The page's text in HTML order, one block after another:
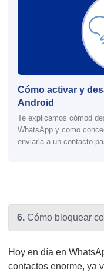
Cómo activar y
Android
Te explicamos cómod
WhatsApp y como
enviarla a un contacto
6. Cómo bloquear
Hoy en día en
contactos enorme, ya